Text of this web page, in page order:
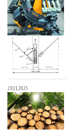
23.03.2026
28.11.2025